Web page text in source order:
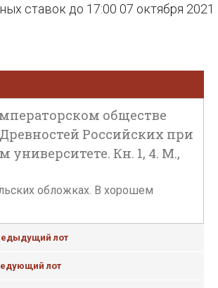
ставок до 17:00 07 октября 2021
обществе
Российских при
университете. Кн. 1, 4. М.,
обложках. В хорошем
лот
лот